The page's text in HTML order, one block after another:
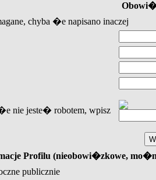
chyba �e napisano inaczej
jeste� robotem, wpisz
Profilu (nieobowi�zkowe,
publicznie